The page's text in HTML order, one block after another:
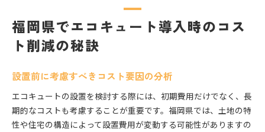
福岡県でエコキュート導入時のコス
ト削減の秘訣
設置前に考慮すべきコスト要因の分析
エコキュートの設置を検討する際には、初期費用だけでなく、長
期的なコストも考慮することが重要です。福岡県では、土地の特
性や住宅の構造によって設置費用が変動する可能性がありますの